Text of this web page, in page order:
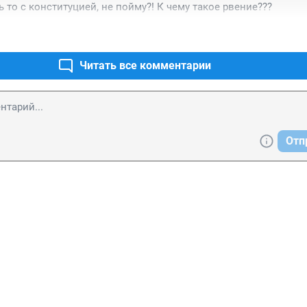
то с конституцией, не пойму?! К чему такое рвение???
Читать все комментарии